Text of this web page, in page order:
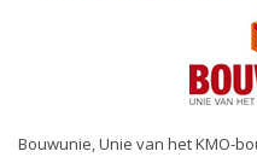
Bouwunie, Unie van het KMO-